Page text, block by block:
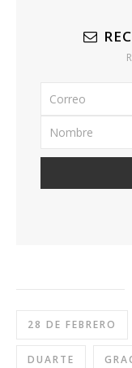
28 DE FEBRERO
DUARTE